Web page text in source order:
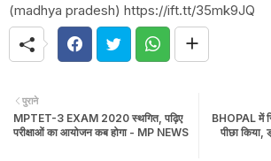
(madhya pradesh) https://ift.tt/35mk9JQ
BHOPAL में
पीछा किया,
पुराने
MPTET-3 EXAM 2020 स्थगित, पढ़िए
परीक्षाओं का आयोजन कब होगा - MP NEWS